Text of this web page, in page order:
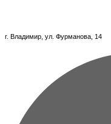
г. Владимир, ул. Фурманова, 14